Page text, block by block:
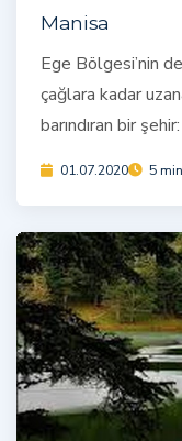
Manisa
Ege Bölgesi’nin
çağlara kadar
barındıran bir
01.07.2020 5